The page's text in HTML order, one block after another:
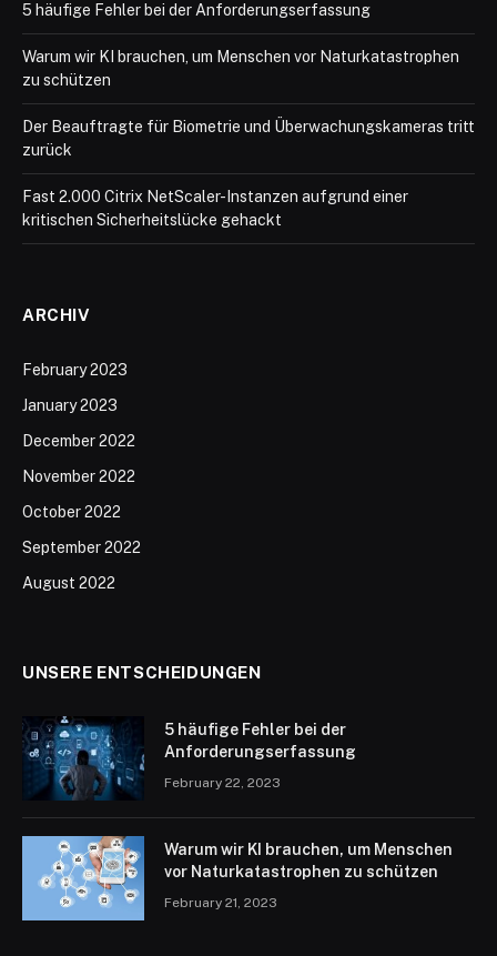
5 häufige Fehler bei der Anforderungserfassung
Warum wir KI brauchen, um Menschen vor Naturkatastrophen
zu schützen
Der Beauftragte für Biometrie und Überwachungskameras tritt
zurück
Fast 2.000 Citrix NetScaler-Instanzen aufgrund einer
kritischen Sicherheitslücke gehackt
ARCHIV
February 2023
January 2023
December 2022
November 2022
October 2022
September 2022
August 2022
UNSERE ENTSCHEIDUNGEN
5 häufige Fehler bei der
Anforderungserfassung
February 22, 2023
Warum wir KI brauchen, um Menschen
vor Naturkatastrophen zu schützen
February 21, 2023